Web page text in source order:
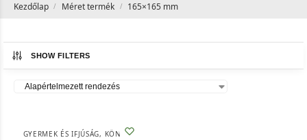
Kezdőlap / Méret termék / 165×165 mm
SHOW FILTERS
GYERMEK ÉS IFJÚSÁG, KÖNYV